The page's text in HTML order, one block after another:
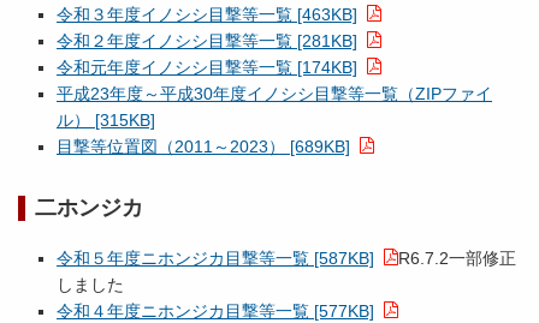
令和３年度イノシシ目撃等一覧 [463KB]
令和２年度イノシシ目撃等一覧 [281KB]
令和元年度イノシシ目撃等一覧 [174KB]
平成23年度～平成30年度イノシシ目撃等一覧（ZIPファイ
ル） [315KB]
目撃等位置図（2011～2023） [689KB]
二ホンジカ
令和５年度ニホンジカ目撃等一覧 [587KB]
R6.7.2一部修正
しました
令和４年度ニホンジカ目撃等一覧 [577KB]